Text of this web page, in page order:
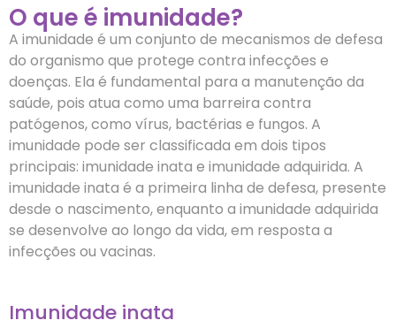
O que é imunidade?
A imunidade é um conjunto de mecanismos de defesa
do organismo que protege contra infecções e
doenças. Ela é fundamental para a manutenção da
saúde, pois atua como uma barreira contra
patógenos, como vírus, bactérias e fungos. A
imunidade pode ser classificada em dois tipos
principais: imunidade inata e imunidade adquirida. A
imunidade inata é a primeira linha de defesa, presente
desde o nascimento, enquanto a imunidade adquirida
se desenvolve ao longo da vida, em resposta a
infecções ou vacinas.
Imunidade inata